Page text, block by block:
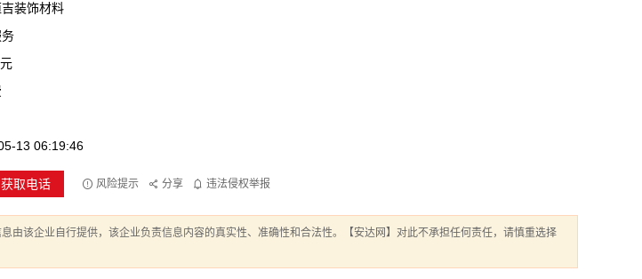
装饰材料
13 06:19:46
获取电话 风险提示 分享 违法侵权举报
由该企业自行提供，该企业负责信息内容的真实性、准确性和合法性。【安达网】对此不承担任何责任，请慎重选择